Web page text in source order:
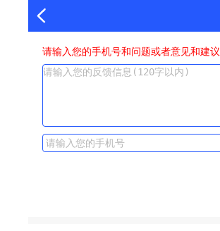
请输入您的手机号和问题或者意见和建议